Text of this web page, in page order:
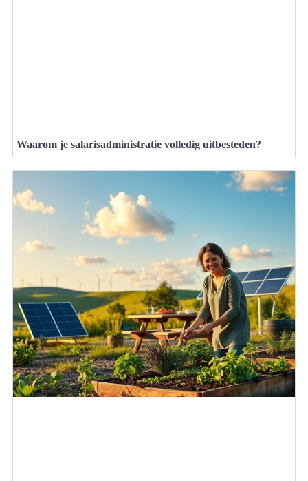
Waarom je salarisadministratie volledig uitbesteden?